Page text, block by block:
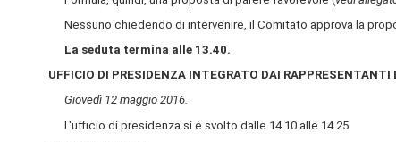
Nessuno chiedendo di intervenire, il Comitato approva la
La seduta termina alle 13.40.
UFFICIO DI PRESIDENZA INTEGRATO DAI RAPPRESENTANTI
Giovedì 12 maggio 2016.
L'ufficio di presidenza si è svolto dalle 14.10 alle 14.25.